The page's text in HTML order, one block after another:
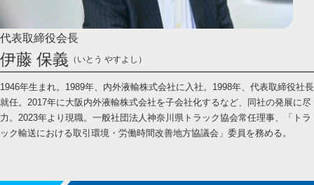
代表取締役会長
伊藤 保義 （いとう やすよし）
1946年生まれ。1989年、内外液輸株式会社に入社。1998年、代表取締役社長
就任。2017年に大阪内外液輸株式会社を子会社化するなど、同社の発展に尽
力。2023年より現職。一般社団法人神奈川県トラック協会常任理事、「トラ
ック輸送における取引環境・労働時間改善地方協議会」委員を務める。